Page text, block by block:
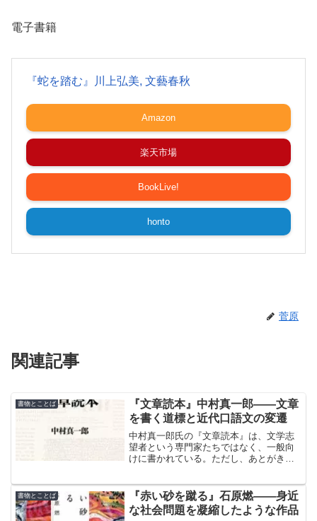
電子書籍
『蛇を踏む』川上弘美, 文藝春秋
Amazon
楽天市場
BookLive!
honto
菅原
関連記事
書物とことば
『文章読本』中村真一郎――文章
を書く道標と近代口語文の変遷
中村真一郎氏の『文章読本』は、文学志
望者という専門家たちではなく、一般向
けに書かれている。ただし、あとがきで
本要素そのものを考え直す機会になる。
書物とことば
『赤い砂を蹴る』石原燃――身近
な社会問題を凝縮したような作品